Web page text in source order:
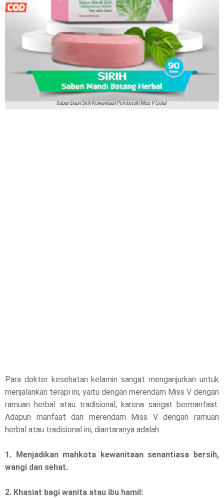
Sabun Daun Sirih Kewanitaan Pembersih Miss V Gatal
Para dokter kesehatan kelamin sangat menganjurkan untuk
menjalankan terapi ini, yaitu dengan merendam Miss V dengan
ramuan herbal atau tradisional, karena sangat bermanfaat.
Adapun manfaat dari merendam Miss V dengan ramuan
herbal atau tradisional ini, diantaranya adalah:
1. Menjadikan mahkota kewanitaan senantiasa bersih,
wangi dan sehat.
2. Khasiat bagi wanita atau ibu hamil: